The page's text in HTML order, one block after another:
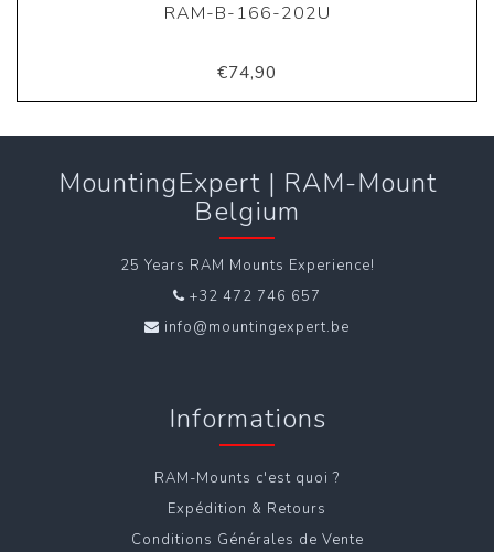
RAM-B-166-202U
€74,90
MountingExpert | RAM-Mount
Belgium
25 Years RAM Mounts Experience!
+32 472 746 657
info@mountingexpert.be
Informations
RAM-Mounts c'est quoi ?
Expédition & Retours
Conditions Générales de Vente